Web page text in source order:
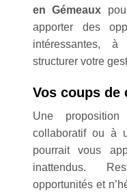
en Gémeaux
apporter des
intéressantes,
structurer votre
Vos coups de
Une
collaboratif ou à
pourrait vous
inattendus.
opportunités et